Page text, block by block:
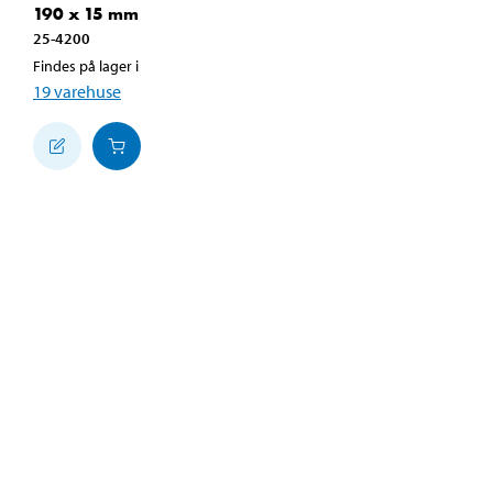
190 x 15 mm
25-4200
Findes på lager i
19varehuse